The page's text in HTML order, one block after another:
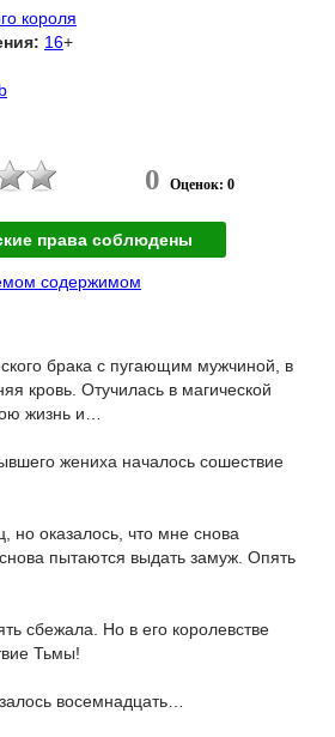
короля
16+
0 Оценок: 0
права соблюдены
содержимом
брака с пугающим мужчиной, в
кровь. Отучилась в магической
жизнь и…
жениха началось сошествие
но оказалось, что мне снова
пытаются выдать замуж. Опять
сбежала. Но в его королевстве
Тьмы!
восемнадцать…